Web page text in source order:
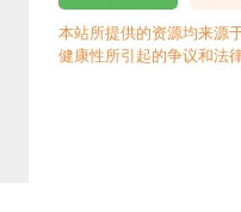
本站所提供的资源均来源
健康性所引起的争议和法律